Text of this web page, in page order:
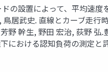
の設置によって、平均速度
居武史. 直線とカーブ走行
野 幹生, 野田 宏治, 荻野 弘.
における認知負荷の測定と